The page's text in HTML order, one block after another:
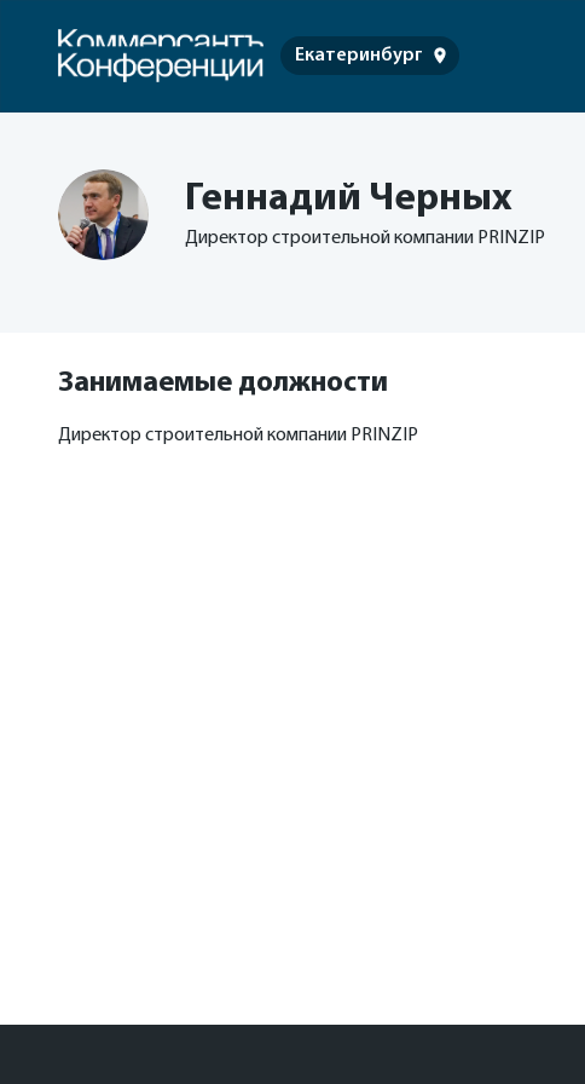
Екатеринбург
Геннадий Черных
Директор строительной компании PRINZIP
Занимаемые должности
Директор строительной компании PRINZIP